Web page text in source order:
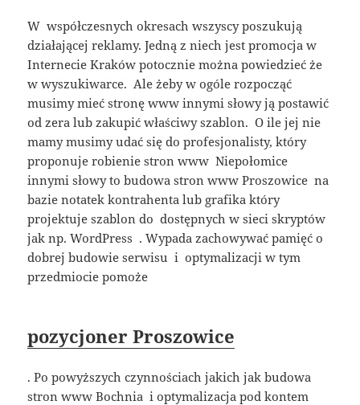
W współczesnych okresach wszyscy poszukują
działającej reklamy. Jedną z niech jest promocja w
Internecie Kraków potocznie można powiedzieć że
w wyszukiwarce. Ale żeby w ogóle rozpocząć
musimy mieć stronę www innymi słowy ją postawić
od zera lub zakupić właściwy szablon. O ile jej nie
mamy musimy udać się do profesjonalisty, który
proponuje robienie stron www Niepołomice
innymi słowy to budowa stron www Proszowice na
bazie notatek kontrahenta lub grafika który
projektuje szablon do dostępnych w sieci skryptów
jak np. WordPress . Wypada zachowywać pamięć o
dobrej budowie serwisu i optymalizacji w tym
przedmiocie pomoże
pozycjoner Proszowice
. Po powyższych czynnościach jakich jak budowa
stron www Bochnia i optymalizacja pod kontem